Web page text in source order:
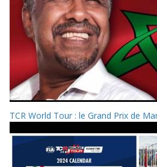
TCR World Tour : le Grand Prix de